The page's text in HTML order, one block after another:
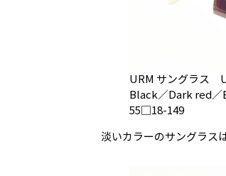
URM サングラス
Black／Dark red
55□18-149
淡いカラーのサングラス